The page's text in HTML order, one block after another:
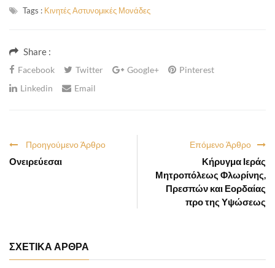
Tags : Κινητές Αστυνομικές Μονάδες
Share :
Facebook Twitter Google+
Pinterest
Linkedin
Email
Επόμενο Άρθρο
Κήρυγμα Ιεράς
Μητροπόλεως Φλωρίνης,
Πρεσπών και Εορδαίας
προ της Υψώσεως
Προηγούμενο Άρθρο
Ονειρεύεσαι
ΣΧΕΤΙΚΑ ΑΡΘΡΑ